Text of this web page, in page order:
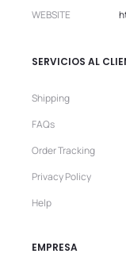
WEBSITE
SERVICIOS AL
Shipping
FAQs
Order Tracking
Privacy Policy
Help
EMPRESA